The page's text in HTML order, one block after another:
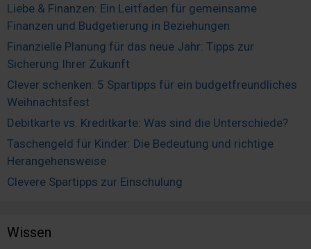
Liebe & Finanzen: Ein Leitfaden für gemeinsame
Finanzen und Budgetierung in Beziehungen
Finanzielle Planung für das neue Jahr: Tipps zur
Sicherung Ihrer Zukunft
Clever schenken: 5 Spartipps für ein budgetfreundliches
Weihnachtsfest
Debitkarte vs. Kreditkarte: Was sind die Unterschiede?
Taschengeld für Kinder: Die Bedeutung und richtige
Herangehensweise
Clevere Spartipps zur Einschulung
Wissen